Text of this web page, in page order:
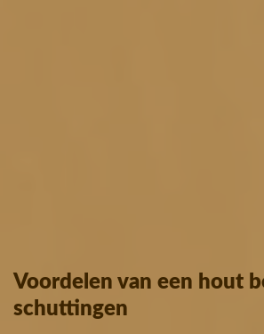
Voordelen van een hout
schuttingen